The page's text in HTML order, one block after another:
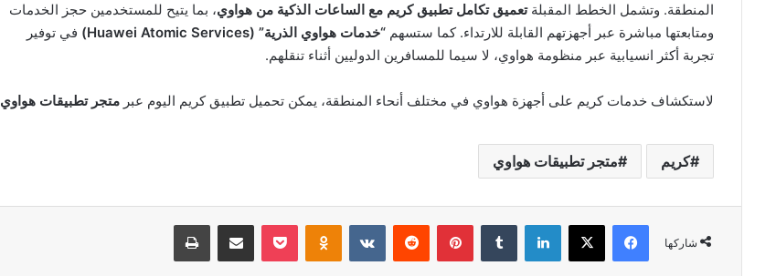
المنطقة. وتشمل الخطط المقبلةتعميق تكامل تطبيق كريم مع الساعات الذكية من هواوي، بما يتيح للمستخدمين حجز الخدمات
ومتابعتها مباشرة عبر أجهزتهم القابلة للارتداء. كما ستسهم “خدمات هواوي الذرية” (Huawei Atomic Services)
في توفير
تجربة أكثر انسيابية عبر منظومة هواوي، لا سيما للمسافرين الدوليين أثناء تنقلهم.
لاستكشاف خدمات كريم على أجهزة هواوي في مختلف أنحاء المنطقة، يمكن تحميل تطبيق كريم اليوم عبر متجر تطبيقات هواوي
كريم متجر تطبيقات هواوي
شاركها
فيسبوك ‫X لينكدإن بينتيريست Odnoklassniki
‫Pocket مشاركة عبر البريد طباعة